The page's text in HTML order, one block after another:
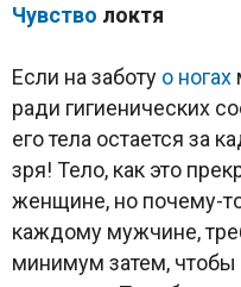
Чувство локтя
Если на заботу о ногах
ради гигиенических
его тела остается за
зря! Тело, как это
женщине, но почему-
каждому мужчине,
минимум затем, чтобы